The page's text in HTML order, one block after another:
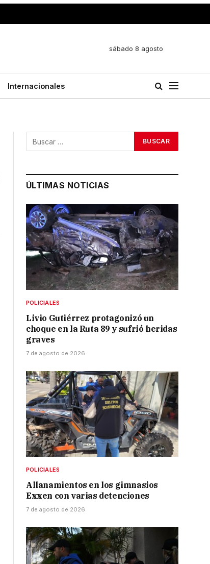
sábado 8 agosto
Internacionales
ÚLTIMAS NOTICIAS
POLICIALES
Livio Gutiérrez protagonizó un
choque en la Ruta 89 y sufrió heridas
graves
7 de agosto de 2026
POLICIALES
Allanamientos en los gimnasios
Exxen con varias detenciones
7 de agosto de 2026